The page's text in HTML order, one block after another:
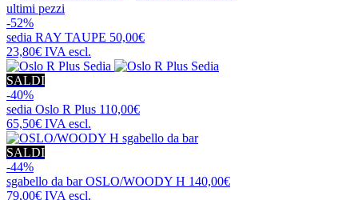
ultimi pezzi
-52%
sedia RAY TAUPE 50,00€
23,80€ IVA escl.
SALDI
-40%
sedia Oslo R Plus 110,00€
65,50€ IVA escl.
SALDI
-44%
sgabello da barOSLO/WOODY H 140,00€
79,00€ IVA escl.